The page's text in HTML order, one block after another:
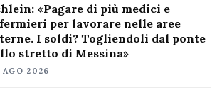
«Pagare di più medici e
per lavorare nelle aree
I soldi? Togliendoli dal ponte
stretto di Messina»
AGO 2026